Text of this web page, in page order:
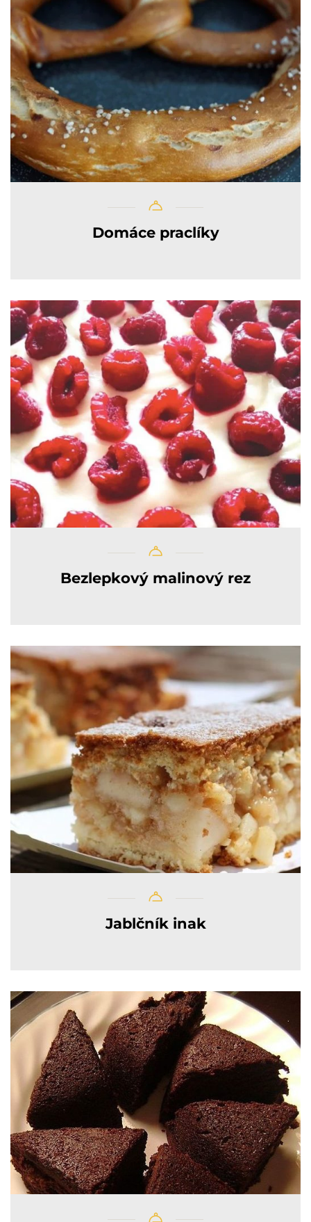
Domáce praclíky
Bezlepkový malinový rez
Jablčník inak